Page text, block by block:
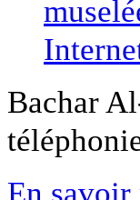
Bachar
En savoir